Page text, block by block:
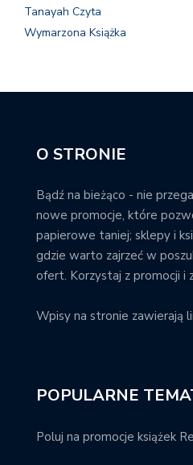
Tanayah Czyta
Wymarzona Książka
O STRONIE
Bądź na bieżąco - nie
nowe promocje, które
papierowe taniej; sklepy i
gdzie warto zajrzeć w
ofert. Korzystaj z promocji i
Wpisy na stronie zawierają
POPULARNE
Poluj na promocje książek